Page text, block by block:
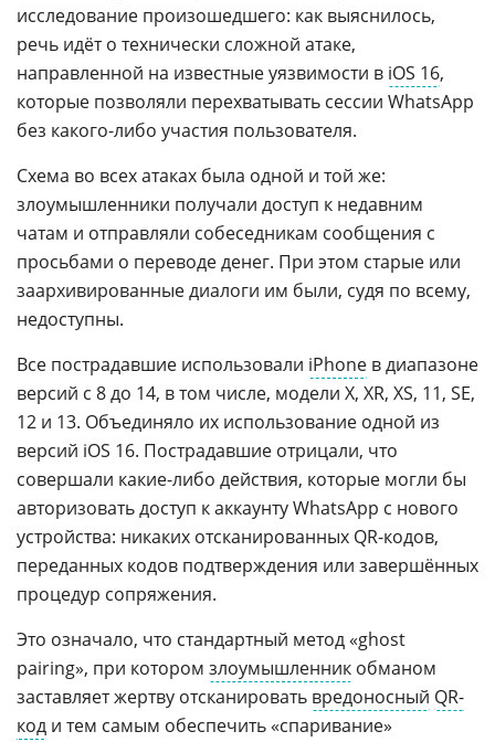
исследование произошедшего: как выяснилось,
речь идёт о технически сложной атаке,
направленной на известные уязвимости в iOS 16,
которые позволяли перехватывать сессии WhatsApp
без какого-либо участия пользователя.
Схема во всех атаках была одной и той же:
злоумышленники получали доступ к недавним
чатам и отправляли собеседникам сообщения с
просьбами о переводе денег. При этом старые или
заархивированные диалоги им были, судя по всему,
недоступны.
Все пострадавшие использовали iPhone в диапазоне
версий с 8 до 14, в том числе, модели X, XR, XS, 11, SE,
12 и 13. Объединяло их использование одной из
версий iOS 16. Пострадавшие отрицали, что
совершали какие-либо действия, которые могли бы
авторизовать доступ к аккаунту WhatsApp с нового
устройства: никаких отсканированных QR-кодов,
переданных кодов подтверждения или завершённых
процедур сопряжения.
Это означало, что стандартный метод «ghost
pairing», при котором злоумышленник обманом
заставляет жертву отсканировать вредоносный QR-
код и тем самым обеспечить «спаривание»